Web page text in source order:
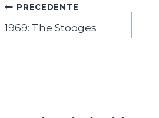
Navigazione
articoli
PRECEDENTE
1969: The Stooges